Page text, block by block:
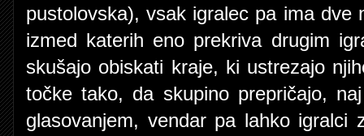
pustolovska), vsak igralec pa ima dve
izmed katerih eno prekriva drugim
skušajo obiskati kraje, ki ustrezajo
točke tako, da skupino prepričajo,
glasovanjem, vendar pa lahko igralci